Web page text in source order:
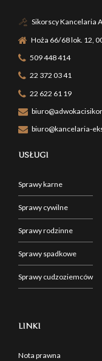
Sikorscy Kancelaria
Hoża 66/68 lok. 12,
509 448 414
22 372 03 41
22 622 61 19
biuro@kancelaria-
USŁUGI
Sprawy karne
Sprawy cywilne
Sprawy rodzinne
Sprawy spadkowe
Sprawy cudzoziemców
LINKI
Nota prawna